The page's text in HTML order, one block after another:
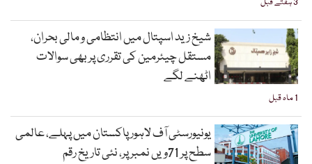
1 ماہ قبل
شیخ زید اسپتال میں انتظامی و مالی بحران،
مستقل چیئرمین کی تقرری پر بھی سوالات
اٹھنے لگے
یونیورسٹی آف لاہور پاکستان میں پہلے، عالمی
سطح پر 71ویں نمبر پر، نئی تاریخ رقم